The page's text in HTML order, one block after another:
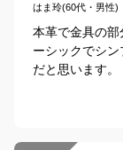
はま玲(60代・男性)
本革で金具の
ーシックでシ
だと思います。